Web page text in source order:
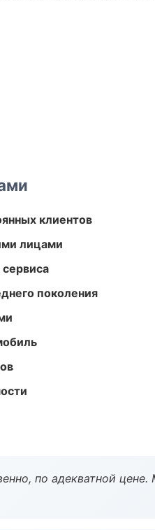
клиентов
лицами
поколения
по адекватной